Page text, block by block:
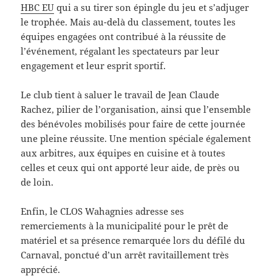
HBC EU qui a su tirer son épingle du jeu et s’adjuger
le trophée. Mais au-delà du classement, toutes les
équipes engagées ont contribué à la réussite de
l’événement, régalant les spectateurs par leur
engagement et leur esprit sportif.
Le club tient à saluer le travail de Jean Claude
Rachez, pilier de l’organisation, ainsi que l’ensemble
des bénévoles mobilisés pour faire de cette journée
une pleine réussite. Une mention spéciale également
aux arbitres, aux équipes en cuisine et à toutes
celles et ceux qui ont apporté leur aide, de près ou
de loin.
Enfin, le CLOS Wahagnies adresse ses
remerciements à la municipalité pour le prêt de
matériel et sa présence remarquée lors du défilé du
Carnaval, ponctué d’un arrêt ravitaillement très
apprécié.